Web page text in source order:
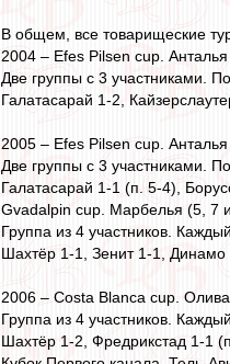
В общем, все товарищеские
2004 – Efes Pilsen cup.
Две группы с 3 участниками.
Галатасарай 1-2,
2005 – Efes Pilsen cup.
Две группы с 3 участниками.
Галатасарай 1-1 (п. 5-4),
Gvadalpin cup. Марбелья (5, 7
Группа из 4 участников.
Шахтёр 1-1, Зенит 1-1, Динамо
2006 – Costa Blanca cup.
Группа из 4 участников.
Шахтёр 1-2, Фредрикстад 1-1